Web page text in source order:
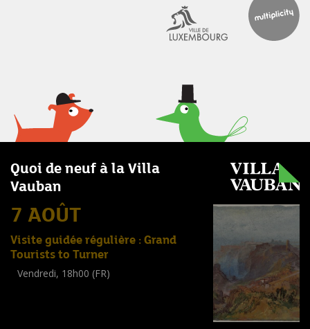
Quoi de neuf à la Villa
Vauban
7 AOÛT
Visite guidée régulière : Grand
Tourists to Turner
Vendredi, 18h00 (FR)